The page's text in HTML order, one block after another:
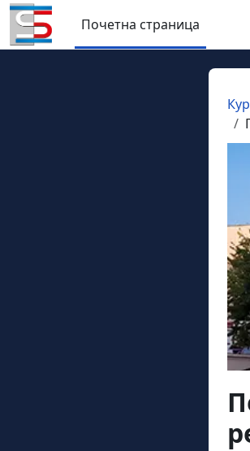
Иди на главни садржај
Почетна страница